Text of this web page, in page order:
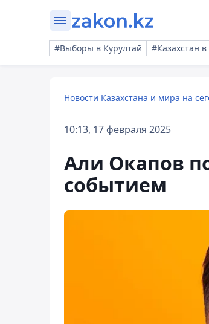
#Выборы в Курултай #Казахстан
Новости Казахстана и мира на
10:13, 17 февраля 2025
Али Окапов
событием